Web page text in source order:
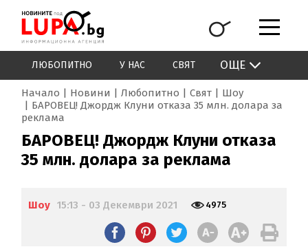
ЛЮБОПИТНО У НАС СВЯТ ОЩЕ
Начало Новини Любопитно Свят
Шоу
БАРОВЕЦ! Джордж Клуни отказа 35 млн. долара за
реклама
БАРОВЕЦ! Джордж Клуни отказа
35 млн. долара за реклама
Шоу 15:13 - 03 Декември 2021 4975